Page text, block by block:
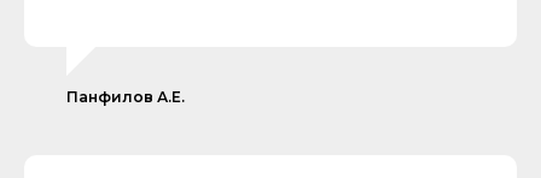
Панфилов А.Е.